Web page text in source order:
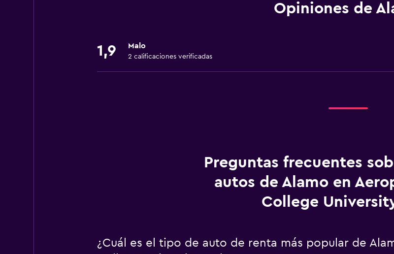
Opiniones de
1,9 Malo
2 calificaciones verificadas
Preguntas frecuentes
autos de Alamo en
College
¿Cuál es el tipo de auto de renta más popular de